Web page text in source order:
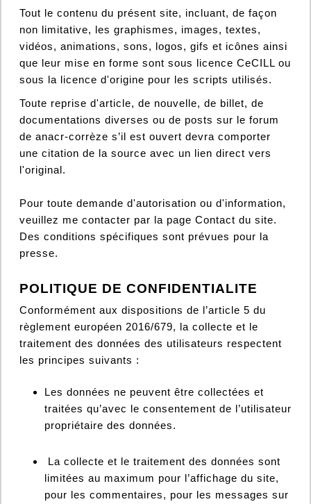
Tout le contenu du présent site, incluant, de façon
non limitative, les graphismes, images, textes,
vidéos, animations, sons, logos, gifs et icônes ainsi
que leur mise en forme sont sous licence CeCILL ou
sous la licence d'origine pour les scripts utilisés.
Toute reprise d'article, de nouvelle, de billet, de
documentations diverses ou de posts sur le forum
de anacr-corrèze s’il est ouvert devra comporter
une citation de la source avec un lien direct vers
l'original.
Pour toute demande d'autorisation ou d'information,
veuillez me contacter par la page Contact du site.
Des conditions spécifiques sont prévues pour la
presse.
POLITIQUE DE CONFIDENTIALITE
Conformément aux dispositions de l’article 5 du
règlement européen 2016/679, la collecte et le
traitement des données des utilisateurs respectent
les principes suivants :
Les données ne peuvent être collectées et
traitées qu’avec le consentement de l’utilisateur
propriétaire des données.
La collecte et le traitement des données sont
limitées au maximum pour l’affichage du site,
pour les commentaires, pour les messages sur